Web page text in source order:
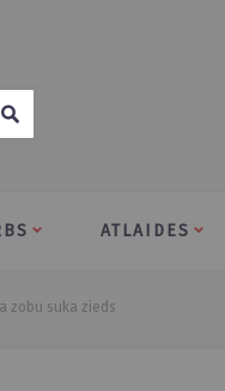
ATLAIDES
zobu suka zieds